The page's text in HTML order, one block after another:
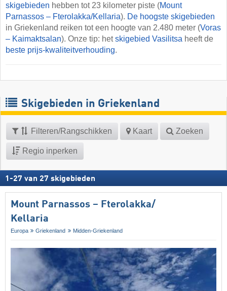
skigebieden hebben tot 23 kilometer piste (Mount
Parnassos – Fterolakka/​Kellaria). De hoogste skigebieden
in Griekenland reiken tot een hoogte van 2.480 meter (Voras
– Kaimaktsalan). Onze tip: hetskigebied Vasilitsa heeft de
beste prijs-kwaliteitverhouding.
Skigebieden in Griekenland
Filteren/Rangschikken Kaart Zoeken
Regio inperken
1 -27 van 27 skigebieden
Mount Parnassos – Fterolakka/​
Kellaria
Europa Griekenland Midden-Griekenland